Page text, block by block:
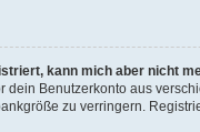
kann mich aber nicht
dein Benutzerkonto aus
zu verringern.